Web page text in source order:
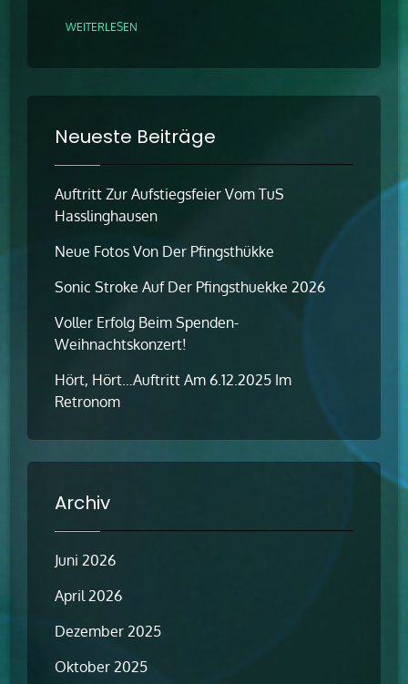
WEITERLESEN
Neueste Beiträge
Auftritt Zur Aufstiegsfeier Vom TuS
Hasslinghausen
Neue Fotos Von Der Pfingsthükke
Sonic Stroke Auf Der Pfingsthuekke 2026
Voller Erfolg Beim Spenden-
Weihnachtskonzert!
Hört, Hört…Auftritt Am 6.12.2025 Im
Retronom
Archiv
Juni 2026
April 2026
Dezember 2025
Oktober 2025